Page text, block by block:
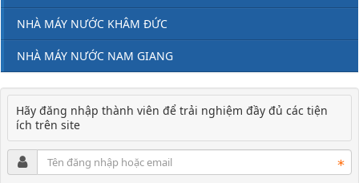
NHÀ MÁY NƯỚC KHÂM ĐỨC
NHÀ MÁY NƯỚC NAM GIANG
Hãy đăng nhập thành viên để trải nghiệm đầy đủ các tiện
ích trên site